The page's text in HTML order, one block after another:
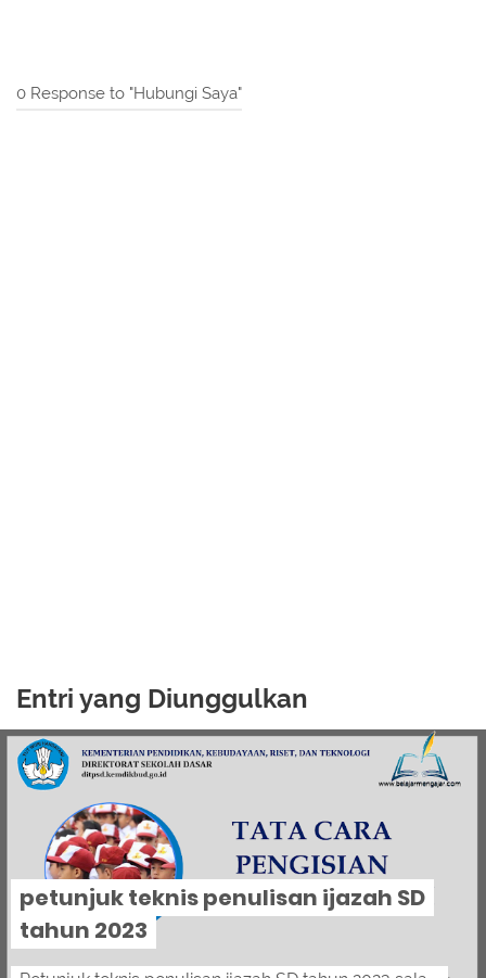
0 Response to "Hubungi Saya"
Entri yang Diunggulkan
petunjuk teknis penulisan ijazah SD
tahun 2023